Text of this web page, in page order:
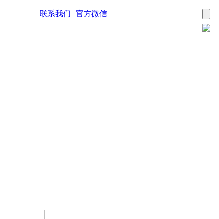
联系我们 官方微信